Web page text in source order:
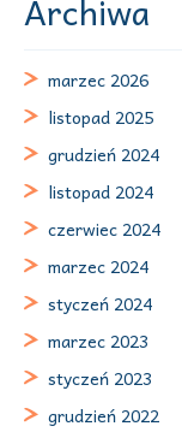
Archiwa
marzec 2026
listopad 2025
grudzień 2024
listopad 2024
czerwiec 2024
marzec 2024
styczeń 2024
marzec 2023
styczeń 2023
grudzień 2022